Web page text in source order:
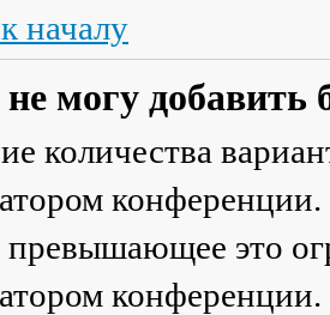
началу
могу добавить
количества
превышающее это
конференции.